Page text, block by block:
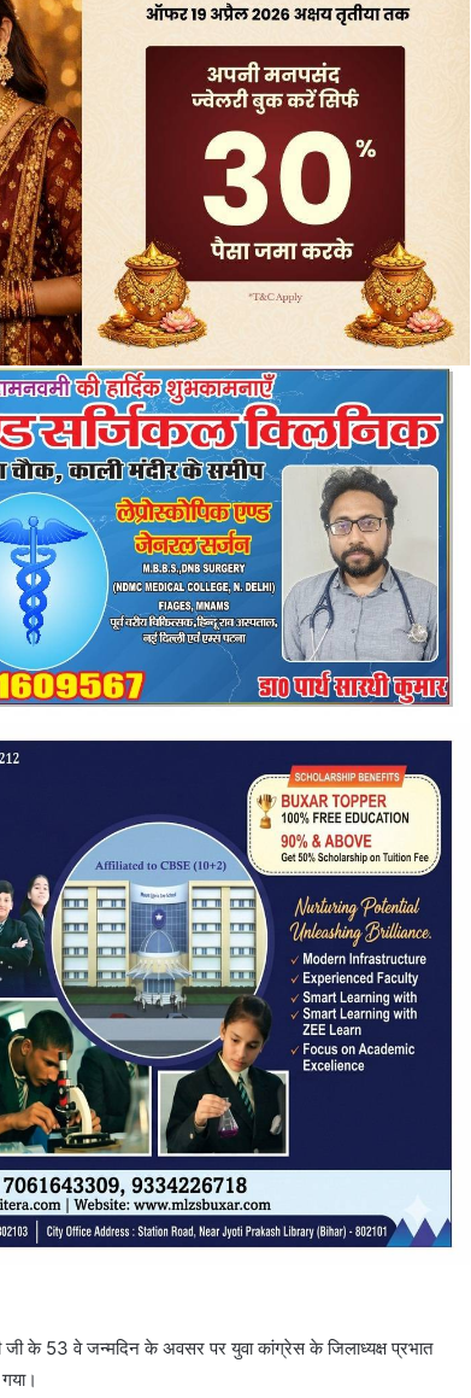
जी के 53 वे जन्मदिन के अवसर पर युवा कांग्रेस के जिलाध्यक्ष प्रभात